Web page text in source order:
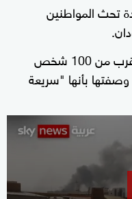
تحث المواطنين
ونقلت السلطات الأميركية جوا ما يقرب من 100 شخص
وصفتها بأنها "سريعة
seconds
minutes,